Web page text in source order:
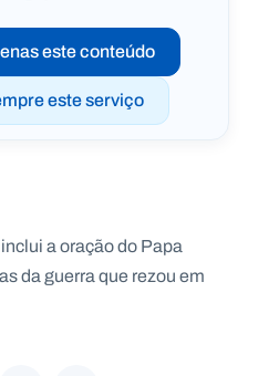
este conteúdo
este serviço
a oração do Papa
da guerra que rezou em